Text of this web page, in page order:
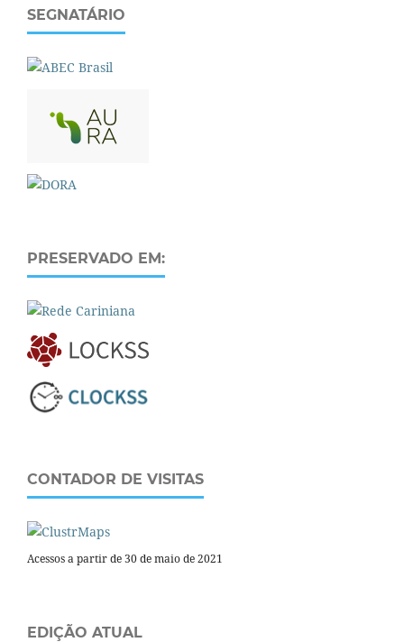
SEGNATÁRIO
PRESERVADO EM:
CONTADOR DE VISITAS
Acessos a partir de 30 de maio de 2021
EDIÇÃO ATUAL